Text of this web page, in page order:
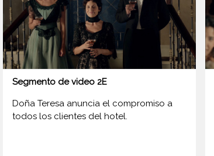
Segmento de video 2E
Doña Teresa anuncia el compromiso a
todos los clientes del hotel.